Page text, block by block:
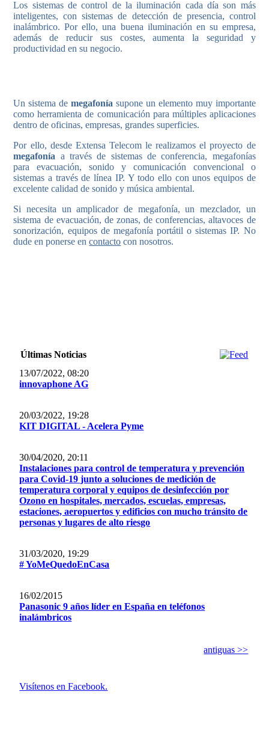
Los sistemas de control de la iluminación cada día son más
inteligentes, con sistemas de detección de presencia, control
inalámbrico. Por ello, una buena iluminación en su empresa,
además de reducir sus costes, aumenta la seguridad y
productividad en su negocio.
Un sistema demegafoníasupone un elemento muy importante
como herramienta de comunicación para múltiples aplicaciones
dentro de oficinas, empresas, grandes superficies.
Por ello, desde Extensa Telecom le realizamos el proyecto de
megafonía a través de sistemas de conferencia, megafonías
para evacuación, sonido y comunicación convencional o
sistemas a través de línea IP. Y todo ello con unos equipos de
excelente calidad de sonido y música ambiental.
Si necesita un amplicador de megafonía, un mezclador, un
sistema de evacuación, de zonas, de conferencias, altavoces de
sonorización, equipos de megafonía portátil o sistemas IP. No
dude en ponerse encontacto con nosotros.
Últimas Noticias
13/07/2022, 08:20
innovaphone AG
20/03/2022, 19:28
KIT DIGITAL - Acelera Pyme
30/04/2020, 20:11
Instalaciones para control de temperatura y prevención
para Covid-19 junto a soluciones de medición de
temperatura corporal y equipos de desinfección por
Ozono en hospitales, mercados, escuelas, empresas,
estaciones, aeropuertos y edificios con mucho tránsito de
personas y lugares de alto riesgo
31/03/2020, 19:29
# YoMeQuedoEnCasa
16/02/2015
Panasonic 9 años líder en España en teléfonos
inalámbricos
antiguas >>
Visítenos en Facebook.